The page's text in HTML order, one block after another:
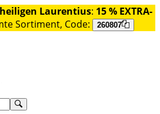
Laurentius: 15 % EXTRA-
Sortiment, Code: 260807